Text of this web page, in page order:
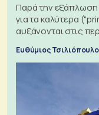
Παρά την εξάπλωση
για τα καλύτερα
αυξάνονται στις
Ευθύμιος